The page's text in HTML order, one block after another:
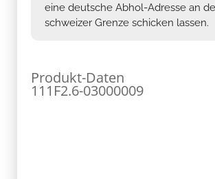
eine deutsche Abhol-Adresse an
schweizer Grenze schicken lassen.
Produkt-Daten
111F2.6-03000009